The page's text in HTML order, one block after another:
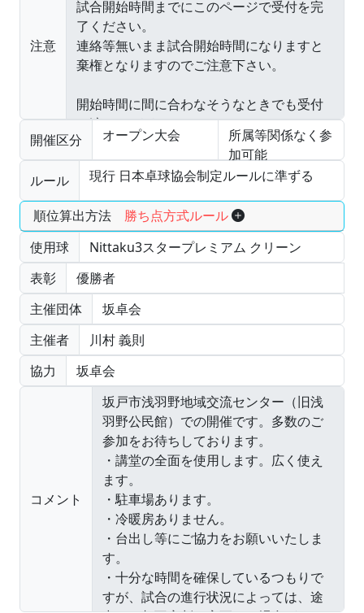
注意
開催区分 オープン大会
所属等関係なく参
加可能
ルール
現行 日本卓球協会制定ルールに準ずる
順位算出方法 勝ち点方式ルール
使用球
Nittaku3スタープレミアム クリーン
表彰
優勝者
主催団体
坂卓会
主催者
川村 義則
協力
坂卓会
コメント